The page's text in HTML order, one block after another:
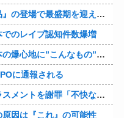
場で最盛期を迎えてしまう…
でのレイプ認知件数爆増
んなもの”があったんだけど…」
に通報される
思いをさせて申し訳ありませんでした」
原因は『これ』の可能性